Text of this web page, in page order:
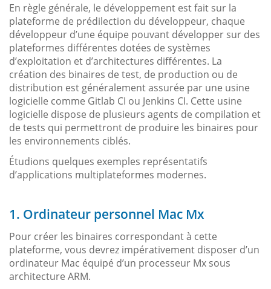
En règle générale, le développement est fait sur la
plateforme de prédilection du développeur, chaque
développeur d’une équipe pouvant développer sur des
plateformes différentes dotées de systèmes
d’exploitation et d’architectures différentes. La
création des binaires de test, de production ou de
distribution est généralement assurée par une usine
logicielle comme Gitlab CI ou Jenkins CI. Cette usine
logicielle dispose de plusieurs agents de compilation et
de tests qui permettront de produire les binaires pour
les environnements ciblés.
Étudions quelques exemples représentatifs
d’applications multiplateformes modernes.
1. Ordinateur personnel Mac Mx
Pour créer les binaires correspondant à cette
plateforme, vous devrez impérativement disposer d’un
ordinateur Mac équipé d’un processeur Mx sous
architecture ARM.